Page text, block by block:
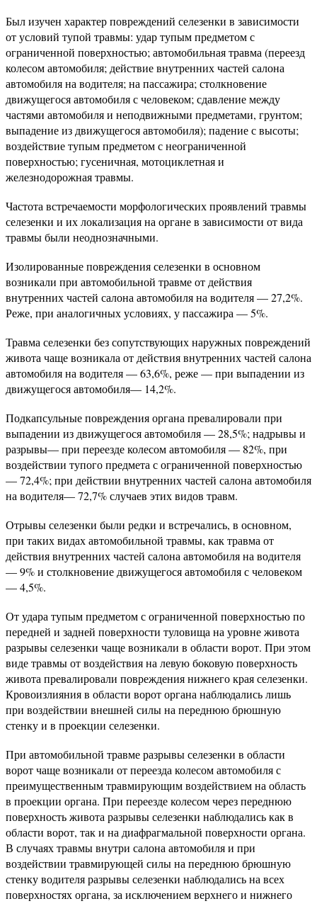
Был изучен характер повреждений селезенки в зависимости
от условий тупой травмы: удар тупым предметом с
ограниченной поверхностью; автомобильная травма (переезд
колесом автомобиля; действие внутренних частей салона
автомобиля на водителя; на пассажира; столкновение
движущегося автомобиля с человеком; сдавление между
частями автомобиля и неподвижными предметами, грунтом;
выпадение из движущегося автомобиля); падение с высоты;
воздействие тупым предметом с неограниченной
поверхностью; гусеничная, мотоциклетная и
железнодорожная травмы.
Частота встречаемости морфологических проявлений травмы
селезенки и их локализация на органе в зависимости от вида
травмы были неоднозначными.
Изолированные повреждения селезенки в основном
возникали при автомобильной травме от действия
внутренних частей салона автомобиля на водителя — 27,2%.
Реже, при аналогичных условиях, у пассажира — 5%.
Травма селезенки без сопутствующих наружных повреждений
живота чаще возникала от действия внутренних частей салона
автомобиля на водителя — 63,6%, реже — при выпадении из
движущегося автомобиля— 14,2%.
Подкапсульные повреждения органа превалировали при
выпадении из движущегося автомобиля — 28,5%; надрывы и
разрывы— при переезде колесом автомобиля — 82%, при
воздействии тупого предмета с ограниченной поверхностью
— 72,4%; при действии внутренних частей салона автомобиля
на водителя— 72,7% случаев этих видов травм.
Отрывы селезенки были редки и встречались, в основном,
при таких видах автомобильной травмы, как травма от
действия внутренних частей салона автомобиля на водителя
— 9% и столкновение движущегося автомобиля с человеком
— 4,5%.
От удара тупым предметом с ограниченной поверхностью по
передней и задней поверхности туловища на уровне живота
разрывы селезенки чаще возникали в области ворот. При этом
виде травмы от воздействия на левую боковую поверхность
живота превалировали повреждения нижнего края селезенки.
Кровоизлияния в области ворот органа наблюдались лишь
при воздействии внешней силы на переднюю брюшную
стенку и в проекции селезенки.
При автомобильной травме разрывы селезенки в области
ворот чаще возникали от переезда колесом автомобиля с
преимущественным травмирующим воздействием на область
в проекции органа. При переезде колесом через переднюю
поверхность живота разрывы селезенки наблюдались как в
области ворот, так и на диафрагмальной поверхности органа.
В случаях травмы внутри салона автомобиля и при
воздействии травмирующей силы на переднюю брюшную
стенку водителя разрывы селезенки наблюдались на всех
поверхностях органа, за исключением верхнего и нижнего